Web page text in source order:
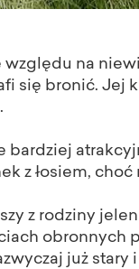
względu na
się bronić. Jej
bardziej
z łosiem,
z rodziny
obronnych
już stary